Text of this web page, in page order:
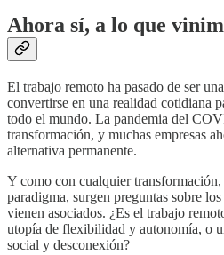
Ahora sí, a lo que
El trabajo remoto ha pasado de ser
convertirse en una realidad cotidiana
todo el mundo. La pandemia del
transformación, y muchas empresas
alternativa permanente.
Y como con cualquier
paradigma, surgen preguntas sobre
vienen asociados. ¿Es el trabajo
utopía de flexibilidad y autonomía, o
social y desconexión?